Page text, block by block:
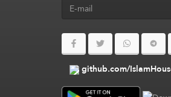
github.com/